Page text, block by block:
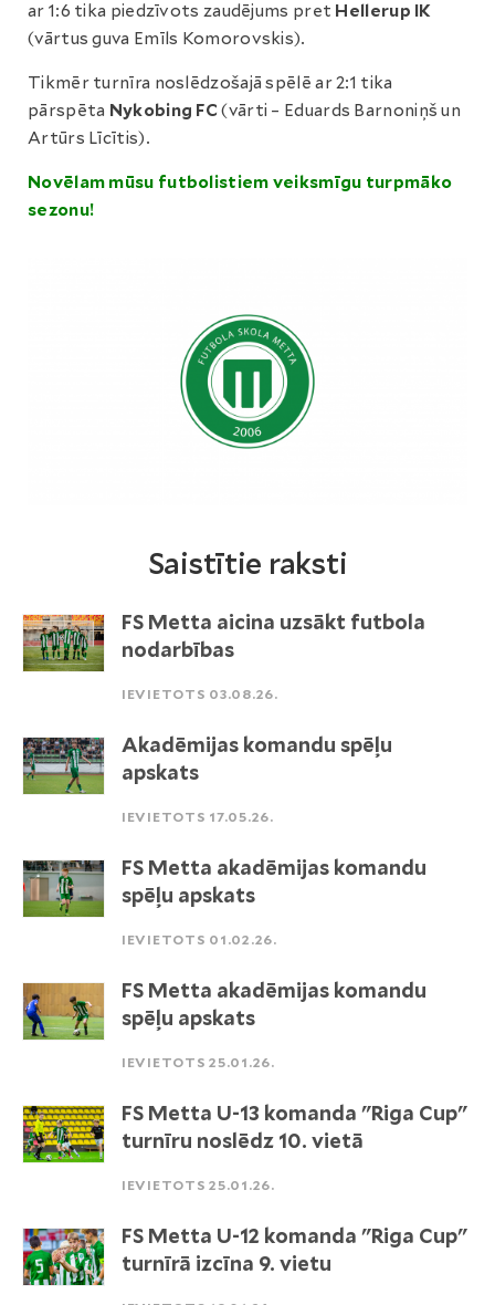
ar 1:6 tika piedzīvots zaudējums pret Hellerup IK
(vārtus guva Emīls Komorovskis).
Tikmēr turnīra noslēdzošajā spēlē ar 2:1 tika
pārspēta Nykobing FC(vārti – Eduards Barnoniņš un
Artūrs Līcītis).
Novēlam mūsu futbolistiem veiksmīgu turpmāko
sezonu!
Saistītie raksti
FS Metta aicina uzsākt futbola
nodarbības
IEVIETOTS 03.08.26.
Akadēmijas komandu spēļu
apskats
IEVIETOTS 17.05.26.
FS Metta akadēmijas komandu
spēļu apskats
IEVIETOTS 01.02.26.
FS Metta akadēmijas komandu
spēļu apskats
IEVIETOTS 25.01.26.
FS Metta U-13 komanda "Riga Cup"
turnīru noslēdz 10. vietā
IEVIETOTS 25.01.26.
FS Metta U-12 komanda "Riga Cup"
turnīrā izcīna 9. vietu